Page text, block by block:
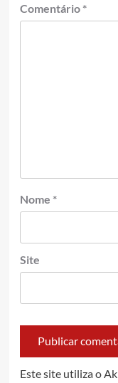
Comentário *
Nome *
Site
Este site utiliza o